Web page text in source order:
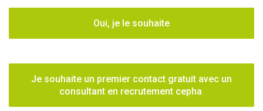
Oui, je le souhaite
Je souhaite un premier contact gratuit avec un
consultant en recrutement cepha